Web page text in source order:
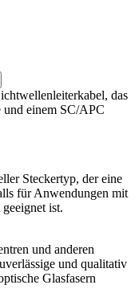
das
einem SC/APC
Steckertyp, der eine
für Anwendungen mit
ist.
und anderen
und qualitativ
Glasfasern